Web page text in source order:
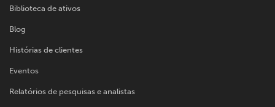
Biblioteca de ativos
Blog
Histórias de clientes
Eventos
Relatórios de pesquisas e analistas